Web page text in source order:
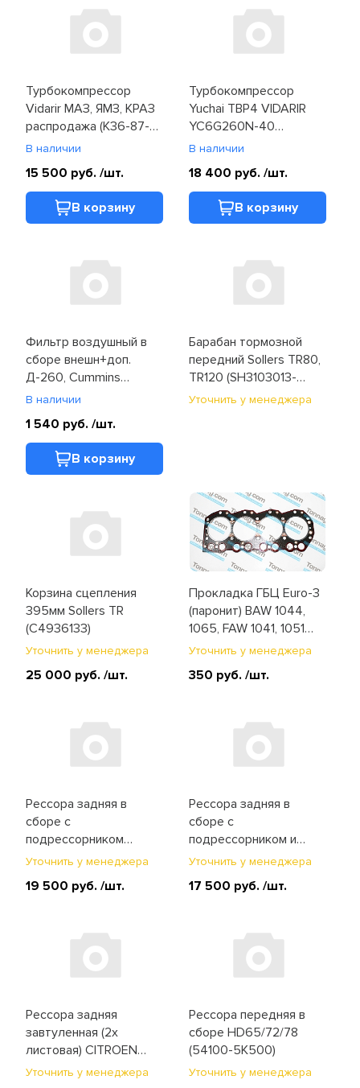
Турбокомпрессор
Vidarir МАЗ, ЯМЗ, КРАЗ
распродажа (К36-87-
01)
В наличии
15 500 руб. /шт.
В корзину
Турбокомпрессор
Yuchai TBP4 VIDARIR
YC6G260N-40
(G6600-1118100C-135)
В наличии
18 400 руб. /шт.
В корзину
Фильтр воздушный в
сборе внешн+доп.
Д-260, Cummins
iSBE185 4,5 (AF-25602)
В наличии
1 540 руб. /шт.
В корзину
Барабан тормозной
передний Sollers TR80,
TR120 (SH3103013-
Q003)
Уточнить у менеджера
Корзина сцепления
395мм Sollers TR
(C4936133)
Уточнить у менеджера
25 000 руб. /шт.
Прокладка ГБЦ Euro-3
(паронит) BAW 1044,
1065, FAW 1041, 1051
(1003030-AX2)
Уточнить у менеджера
350 руб. /шт.
Рессора задняя в
сборе с
подрессорником
HD65/72/78 (55100-
Уточнить у менеджера
19 500 руб. /шт.
Рессора задняя в
сборе с
подрессорником и
сайленблоками ISUZU
(8971223820)
Уточнить у менеджера
17 500 руб. /шт.
Рессора задняя
завтуленная (2х
листовая) CITROEN
Jumper / PEUGEOT
Уточнить у менеджера
Рессора передняя в
сборе HD65/72/78
(54100-5K500)
Уточнить у менеджера